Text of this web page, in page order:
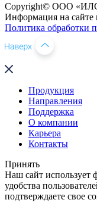
Copyright© ООО
Информация на сайте
Политика обработки
Продукция
Направления
Поддержка
О компании
Карьера
Контакты
Принять
Наш сайт использует
удобства
подтверждаете свое